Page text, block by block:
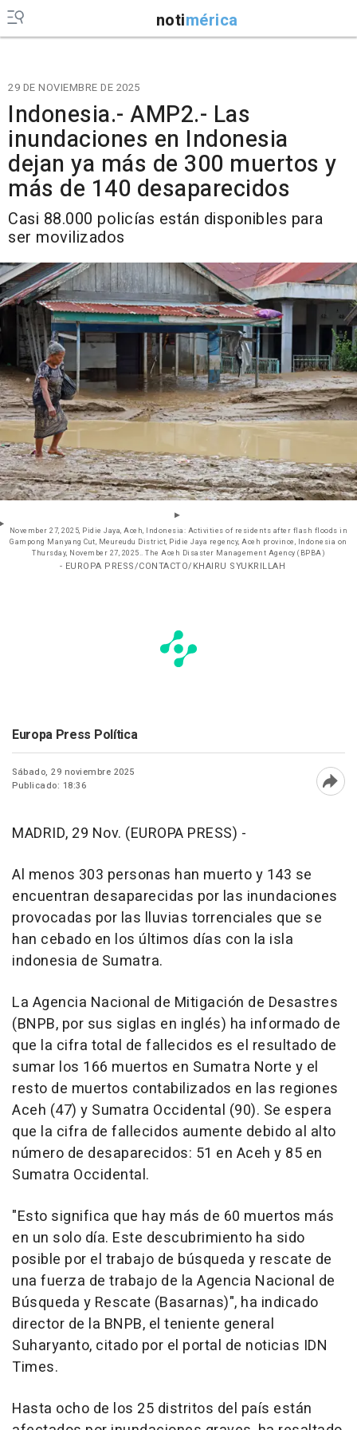
notimérica
29 DE NOVIEMBRE DE 2025
Indonesia.- AMP2.- Las
inundaciones en Indonesia
dejan ya más de 300 muertos y
más de 140 desaparecidos
Casi 88.000 policías están disponibles para
ser movilizados
November 27, 2025, Pidie Jaya, Aceh, Indonesia: Activities of residents after flash floods in
Gampong Manyang Cut, Meureudu District, Pidie Jaya regency, Aceh province, Indonesia on
Thursday, November 27, 2025.. The Aceh Disaster Management Agency (BPBA)
- EUROPA PRESS/CONTACTO/KHAIRU SYUKRILLAH
Europa Press Política
Sábado, 29 noviembre 2025
Publicado: 18:36
MADRID, 29 Nov. (EUROPA PRESS) -
Al menos 303 personas han muerto y 143 se
encuentran desaparecidas por las inundaciones
provocadas por las lluvias torrenciales que se
han cebado en los últimos días con la isla
indonesia de Sumatra.
La Agencia Nacional de Mitigación de Desastres
(BNPB, por sus siglas en inglés) ha informado de
que la cifra total de fallecidos es el resultado de
sumar los 166 muertos en Sumatra Norte y el
resto de muertos contabilizados en las regiones
Aceh (47) y Sumatra Occidental (90). Se espera
que la cifra de fallecidos aumente debido al alto
número de desaparecidos: 51 en Aceh y 85 en
Sumatra Occidental.
"Esto significa que hay más de 60 muertos más
en un solo día. Este descubrimiento ha sido
posible por el trabajo de búsqueda y rescate de
una fuerza de trabajo de la Agencia Nacional de
Búsqueda y Rescate (Basarnas)", ha indicado
director de la BNPB, el teniente general
Suharyanto, citado por el portal de noticias IDN
Times.
Hasta ocho de los 25 distritos del país están